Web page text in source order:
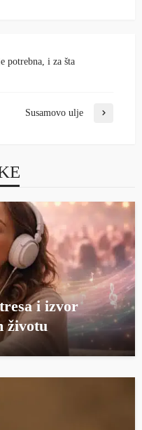
potrebna, i za šta
Susamovo ulje
i izvor
životu